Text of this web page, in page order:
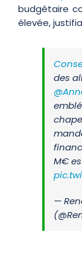
budgétaire
élevée,
des
M€
—